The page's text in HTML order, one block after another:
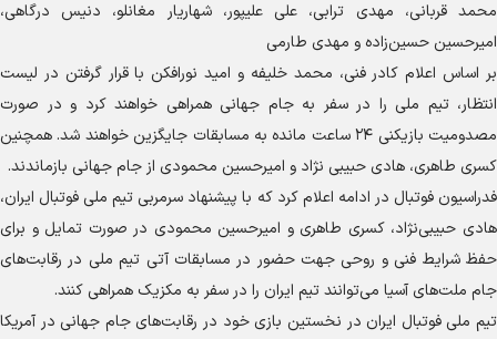
محمد قربانی، مهدی ترابی، علی علیپور، شهاریار مغانلو، دنیس درگاهی،
امیرحسین حسین‌زاده و مهدی طارمی
بر اساس اعلام کادر فنی، محمد خلیفه و امید نورافکن با قرار گرفتن در لیست
انتظار، تیم ملی را در سفر به جام جهانی همراهی خواهند کرد و در صورت
مصدومیت بازیکنی ۲۴ ساعت مانده به مسابقات جایگزین خواهند شد. همچنین
کسری طاهری، هادی حبیبی نژاد و امیرحسین محمودی از جام جهانی بازماندند.
فدراسیون فوتبال در ادامه اعلام کرد که با پیشنهاد سرمربی تیم ملی فوتبال ایران،
هادی حبیبی‌نژاد، کسری طاهری و امیرحسین محمودی در صورت تمایل و برای
حفظ شرایط فنی و روحی جهت حضور در مسابقات آتی تیم ملی در رقابت‌های
جام ملت‌های آسیا می‌توانند تیم ایران را در سفر به مکزیک همراهی کنند.
تیم ملی فوتبال ایران در نخستین بازی خود در رقابت‌های جام جهانی در آمریکا